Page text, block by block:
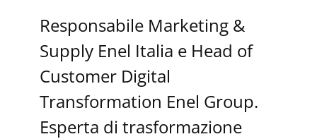
Responsabile Marketing &
Supply Enel Italia e Head of
Customer Digital
Transformation Enel Group.
Esperta di trasformazione